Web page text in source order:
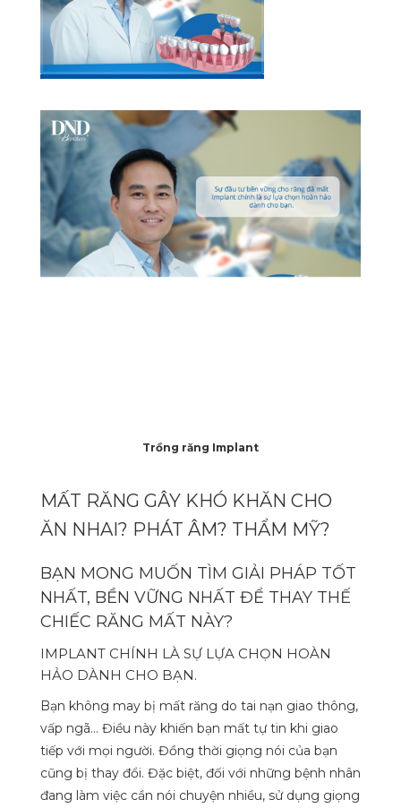
Trồng răng Implant
MẤT RĂNG GÂY KHÓ KHĂN CHO
ĂN NHAI? PHÁT ÂM? THẨM MỸ?
BẠN MONG MUỐN TÌM GIẢI PHÁP TỐT
NHẤT, BỀN VỮNG NHẤT ĐỂ THAY THẾ
CHIẾC RĂNG MẤT NÀY?
IMPLANT CHÍNH LÀ SỰ LỰA CHỌN HOÀN
HẢO DÀNH CHO BẠN.
Bạn không may bị mất răng do tai nạn giao thông,
vấp ngã… Điều này khiến bạn mất tự tin khi giao
tiếp với mọi người. Đồng thời giọng nói của bạn
cũng bị thay đổi. Đặc biệt, đối với những bệnh nhân
đang làm việc cần nói chuyện nhiều, sử dụng giọng